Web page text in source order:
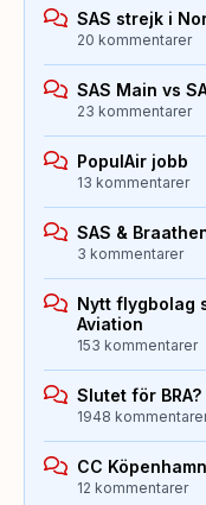
SAS strejk i
20 kommentarer
SAS Main vs
23 kommentarer
PopulAir jobb
13 kommentarer
SAS &
3 kommentarer
Nytt flygbolag
Aviation
153 kommentarer
Slutet för BRA?
1948
CC
12 kommentarer